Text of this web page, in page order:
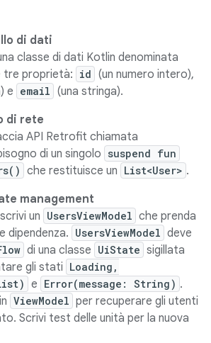
di dati
classe di dati Kotlin denominata
tre proprietà: id (un numero intero),
e email (una stringa).
di rete
API Retrofit chiamata
di un singolo suspend fun
che restituisce un List<User> .
management
un UsersViewModel che prenda
dipendenza. UsersViewModel deve
di una classe UiState sigillata
gli stati Loading,
) e Error(message: String) .
ViewModel per recuperare gli utenti
Scrivi test delle unità per la nuova